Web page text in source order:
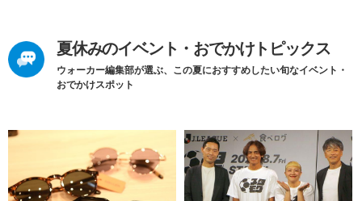
夏休みのイベント・おでかけトピックス
ウォーカー編集部が選ぶ、この夏におすすめしたい旬なイベント・
おでかけスポット